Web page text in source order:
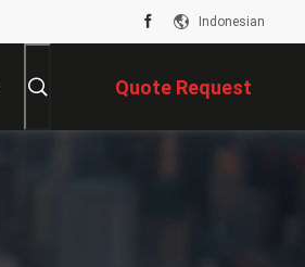
Indonesian
Quote Request